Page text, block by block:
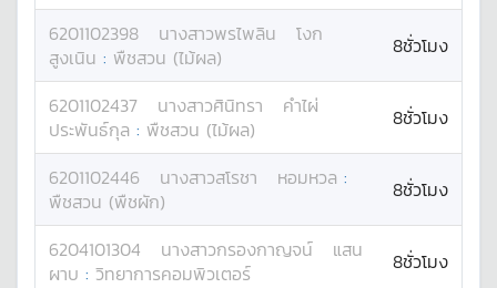
6201102398 นางสาวพรไพลิน
โงก
สูงเนิน : พืชสวน (ไม้ผล) 8ชั่วโมง
6201102437 นางสาวศินิทรา
คำไผ่
ประพันธ์กุล : พืชสวน (ไม้ผล) 8ชั่วโมง
6201102446 นางสาวสโรชา หอมหวล :
พืชสวน (พืชผัก)
8ชั่วโมง
6204101304 นางสาวกรองกาญจน์
แสน
ผาบ : วิทยาการคอมพิวเตอร์ 8ชั่วโมง